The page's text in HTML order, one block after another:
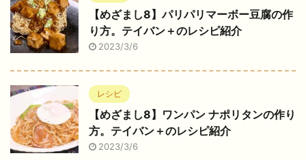
【めざまし8】パリパリマーボー豆腐の作
り方。テイバン＋のレシピ紹介
2023/3/6
レシピ
【めざまし8】ワンパン ナポリタンの作り
方。テイバン＋のレシピ紹介
2023/3/6